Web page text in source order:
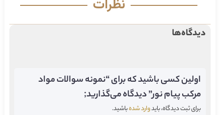
نظرات
دیدگاه‌ها
اولین کسی باشید که برای “نمونه سوالات مواد
مرکب پیام نور” دیدگاه می‌گذارید;
برای ثبت دیدگاه، بایدوارد شدهباشید.